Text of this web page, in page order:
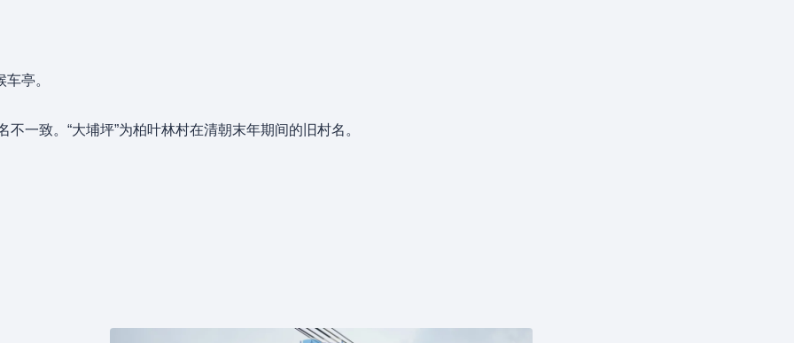
亭。
不一致。“大埔坪”为柏叶林村在清朝末年期间的旧村名。